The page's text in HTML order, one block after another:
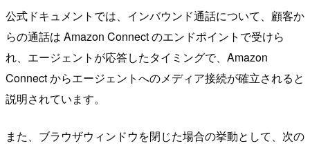
公式ドキュメントでは、インバウンド通話について、顧客か
らの通話は Amazon Connect のエンドポイントで受けら
れ、エージェントが応答したタイミングで、Amazon
Connect からエージェントへのメディア接続が確立されると
説明されています。
また、ブラウザウィンドウを閉じた場合の挙動として、次の